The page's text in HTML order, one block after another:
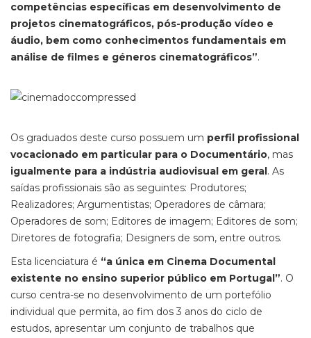
competências específicas em desenvolvimento de
projetos cinematográficos, pós-produção vídeo e
áudio, bem como conhecimentos fundamentais em
análise de filmes e géneros cinematográficos”.
Os graduados deste curso possuem um perfil profissional
vocacionado em particular para o Documentário, mas
igualmente para a indústria audiovisual em geral. As
saídas profissionais são as seguintes: Produtores;
Realizadores; Argumentistas; Operadores de câmara;
Operadores de som; Editores de imagem; Editores de som;
Diretores de fotografia; Designers de som, entre outros.
Esta licenciatura é “a única em Cinema Documental
existente no ensino superior público em Portugal”. O
curso centra-se no desenvolvimento de um portefólio
individual que permita, ao fim dos 3 anos do ciclo de
estudos, apresentar um conjunto de trabalhos que